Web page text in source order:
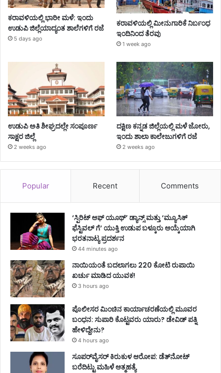
ಕರಾವಳಿಯಲ್ಲಿ ಭಾರೀ ಮಳೆ: ಇಂದು
ಉಡುಪಿ ಜಿಲ್ಲೆಯಾದ್ಯಂತ ಶಾಲೆಗಳಿಗೆ ರಜೆ
5 days ago
ಕರಾವಳಿಯಲ್ಲಿ ಮೀನುಗಾರಿಕೆ ನಿರ್ಬಂಧ
ಇಂದಿನಿಂದ ತೆರವು
1 week ago
ಉಡುಪಿ ಅತಿ ಶೀಘ್ರದಲ್ಲೇ ಸಂಪೂರ್ಣ
ಸಾಕ್ಷರ ಜಿಲ್ಲೆ
2 weeks ago
ದಕ್ಷಿಣ ಕನ್ನಡ ಜಿಲ್ಲೆಯಲ್ಲಿ ಮಳೆ ಜೋರು,
ಇಂದು ಶಾಲಾ ಕಾಲೇಜುಗಳಿಗೆ ರಜೆ
2 weeks ago
Popular Recent Comments
‘ಸ್ಪಿರಿಟ್ ಆಫ್ ಯೂಥ್’ ಡ್ಯಾನ್ಸ್ ಮತ್ತು ‘ಮ್ಯೂಸಿಕ್
ಫೆಸ್ಟಿವಲ್ ಗೆ’ ಯುಕ್ತಿ ಉಡುಪ ಬಳ್ಕೂರು ಆಯ್ಕೆಯಾಗಿ
ಭರತನಾಟ್ಯ ಪ್ರದರ್ಶನ
44 minutes ago
ನಾಯಿಯಂತೆ ಬದಲಾಗಲು 220 ಕೋಟಿ ರುಪಾಯಿ
ಖರ್ಚು ಮಾಡಿದ ಯುವಕ!
3 hours ago
ಪೊಲೀಸರ ಮಿಂಚಿನ ಕಾರ್ಯಾಚರಣೆಯಲ್ಲಿ ಮೂವರ
ಬಂಧನ: ಸುಪಾರಿ ಕೊಟ್ಟವರು ಯಾರು? ಡೇವಿಡ್ ಪತ್ನಿ
ಹೇಳಿದ್ದೇನು?
4 hours ago
ಸೂಪರ್‌ವೈಸರ್‌ ಕಿರುಕುಳ ಆರೋಪ: ಡೆತ್‌ನೋಟ್‌
ಬರೆದಿಟ್ಟು ಮಹಿಳೆ ಆತ್ಮಹತ್ಯೆ